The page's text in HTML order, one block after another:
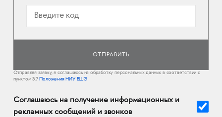
Отправляя заявку, я соглашаюсь на обработку персональных данных в соответствии с
пунктом 3.7Положения НИУ ВШЭ
Соглашаюсь на получение информационных и
рекламных сообщений и звонков